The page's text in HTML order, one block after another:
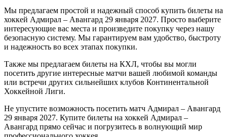
Мы предлагаем простой и надежный способ купить билеты на
хоккей Адмирал – Авангард 29 января 2027. Просто выберите
интересующие вас места и произведите покупку через нашу
безопасную систему. Мы гарантируем вам удобство, быстроту
и надежность во всех этапах покупки.
Также мы предлагаем билеты на КХЛ, чтобы вы могли
посетить другие интересные матчи вашей любимой команды
или встречи других сильнейших клубов Континентальной
Хоккейной Лиги.
Не упустите возможность посетить матч Адмирал – Авангард
29 января 2027. Купите билеты на хоккей Адмирал –
Авангард прямо сейчас и погрузитесь в волнующий мир